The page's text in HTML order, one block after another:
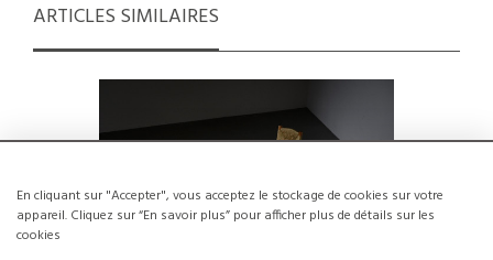
En cliquant sur "Accepter", vous acceptez le stockage de cookies sur votre
appareil. Cliquez sur “En savoir plus” pour afficher plus de détails sur les
cookies
ARTICLES SIMILAIRES